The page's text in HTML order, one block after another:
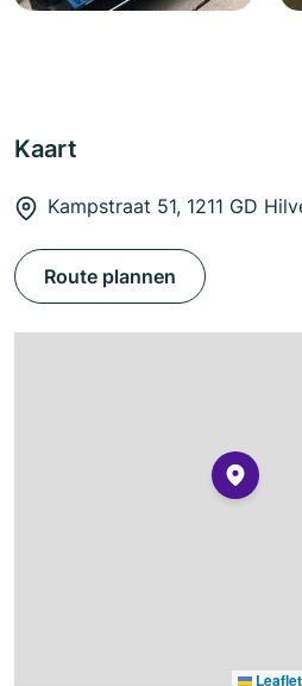
Kaart
Kampstraat 51, 1211 GD
Route plannen
Leaflet